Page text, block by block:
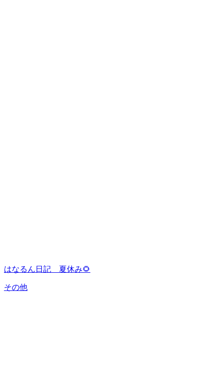
はなるん日記 夏休み🌻
その他